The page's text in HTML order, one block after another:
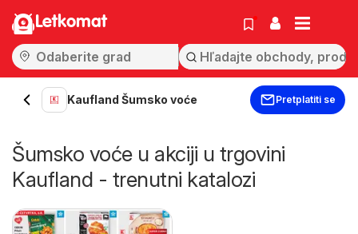
Letkomat
Kaufland Šumsko voće Pretplatiti se
Šumsko voće u akciji u trgovini
Kaufland - trenutni katalozi